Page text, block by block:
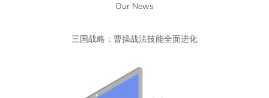
Our News
三国战略：曹操战法技能全面进化